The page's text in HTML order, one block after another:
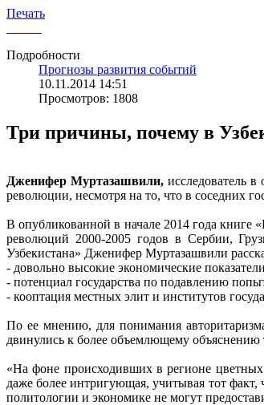
Печать
Подробности
Прогнозы развития событий
10.11.2014 14:51
Просмотров: 1808
Три причины, почему в
Дженифер Муртазашвили,исследователь
революции, несмотря на то, что в соседних
В опубликованной в начале 2014 года
революций 2000-2005 годов в Сербии,
Узбекистана» Дженифер Муртазашвили
- довольно высокие экономические
- потенциал государства по подавлению
- кооптация местных элит и институтов
По ее мнению, для понимания
двинулись к более объемлющему
«На фоне происходивших в регионе цветных
даже более интригующая, учитывая тот
политологии и экономике не могут